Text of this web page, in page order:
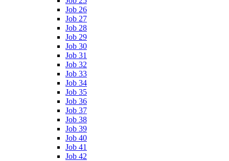
Job 26
Job 27
Job 28
Job 29
Job 30
Job 31
Job 32
Job 33
Job 34
Job 35
Job 36
Job 37
Job 38
Job 39
Job 40
Job 41
Job 42